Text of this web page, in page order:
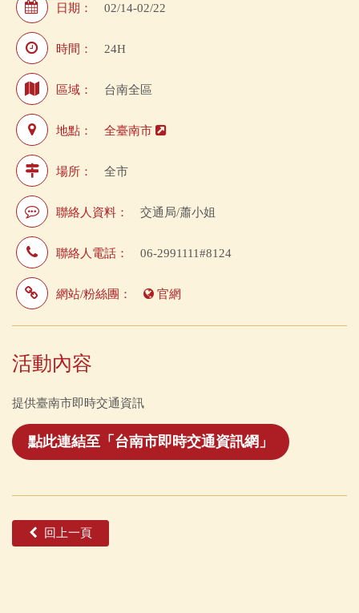
日期：
02/14-02/22
時間： 24H
區域： 台南全區
地點： 全臺南市
場所： 全市
聯絡人資料： 交通局/蕭小姐
聯絡人電話： 06-2991111#8124
網站/粉絲團： 官網
活動內容
提供臺南市即時交通資訊
點此連結至「台南市即時交通資訊網」
回上一頁